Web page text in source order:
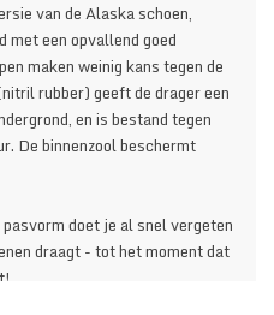
van de Alaska schoen,
met een opvallend goed
maken weinig kans tegen de
rubber) geeft de drager een
en is bestand tegen
De binnenzool beschermt
doet je al snel vergeten
draagt - tot het moment dat